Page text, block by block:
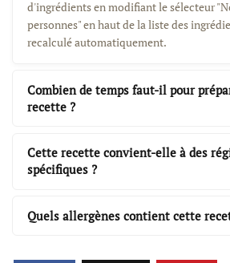
d'ingrédients en modifiant le sélecteur
personnes" en haut de la liste des
recalculé automatiquement.
Combien de temps faut-il pour
recette ?
Cette recette convient-elle à des
spécifiques ?
Quels allergènes contient cette